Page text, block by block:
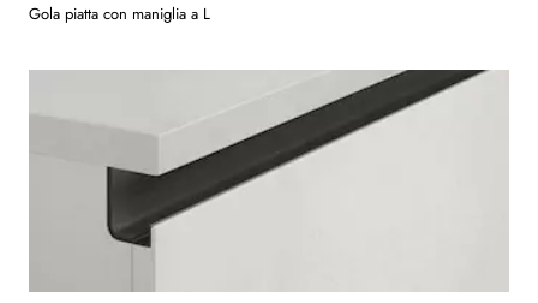
Gola piatta con maniglia a L